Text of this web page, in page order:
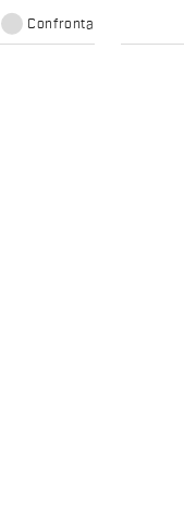
Confronta